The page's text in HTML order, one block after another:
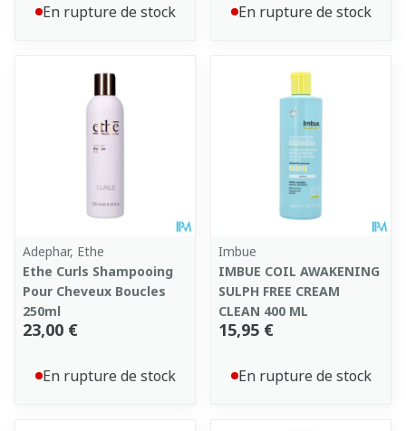
En rupture de stock En rupture de stock
Adephar, Ethe
Ethe Curls Shampooing
Pour Cheveux Boucles
250ml
23,00 €
En rupture de stock
Imbue
IMBUE COIL AWAKENING
SULPH FREE CREAM
CLEAN 400 ML
15,95 €
En rupture de stock